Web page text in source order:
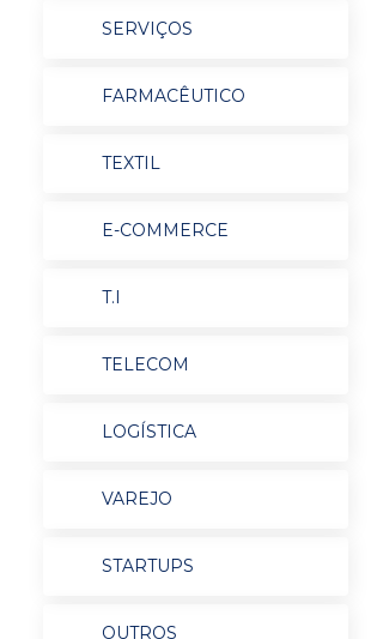
SERVIÇOS
FARMACÊUTICO
TEXTIL
E-COMMERCE
T.I
TELECOM
LOGÍSTICA
VAREJO
STARTUPS
OUTROS